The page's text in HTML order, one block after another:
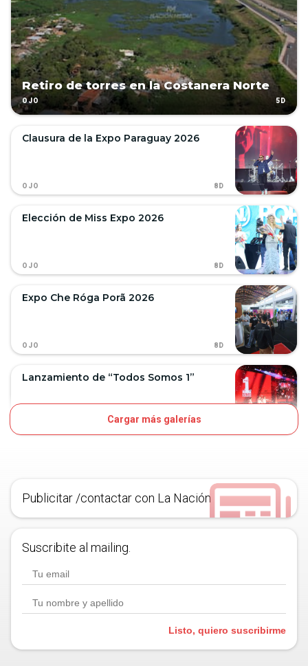
Retiro de torres en la Costanera Norte
OJO 5D
Clausura de la Expo Paraguay 2026
OJO 8D
Elección de Miss Expo 2026
OJO 8D
Expo Che Róga Porã 2026
OJO 8D
Lanzamiento de “Todos Somos 1”
Cargar más galerías
Publicitar /contactar con La Nación
Suscribite al mailing.
Listo, quiero suscribirme